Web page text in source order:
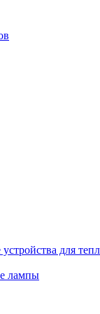
для
лампы